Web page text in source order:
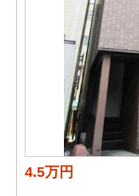
4.5万円